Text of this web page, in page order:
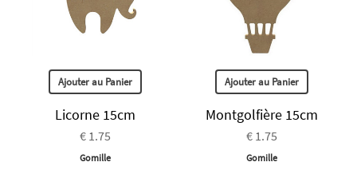
Ajouter au Panier
Licorne 15cm
€ 1.75
Gomille
Ajouter au Panier
Montgolfière 15cm
€ 1.75
Gomille